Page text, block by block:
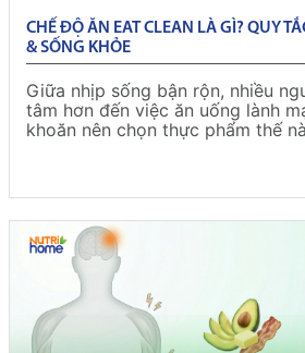
CHẾ ĐỘ ĂN EAT CLEAN LÀ GÌ? QUY
& SỐNG KHỎE
Giữa nhịp sống bận rộn, nhiều
tâm hơn đến việc ăn uống lành
khoăn nên chọn thực phẩm thế